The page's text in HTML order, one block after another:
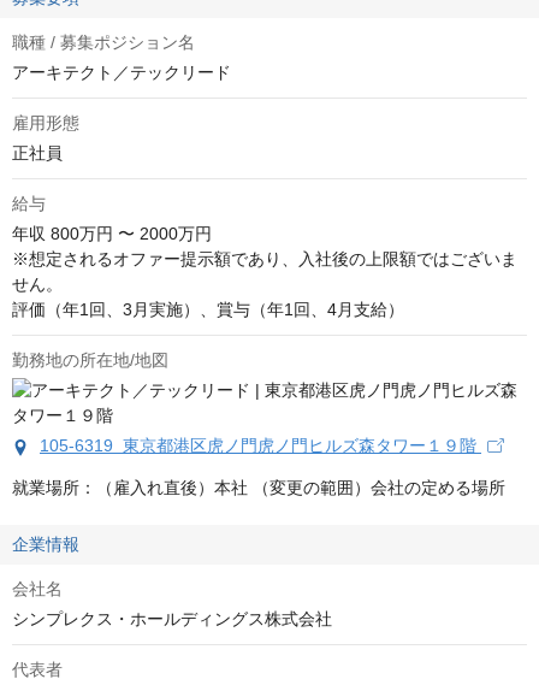
職種 / 募集ポジション名
アーキテクト／テックリード
雇用形態
正社員
給与
年収 800万円 〜 2000万円
※想定されるオファー提示額であり、入社後の上限額ではございま
せん。
評価（年1回、3月実施）、賞与（年1回、4月支給）
勤務地の所在地/地図
105-6319 東京都港区虎ノ門虎ノ門ヒルズ森タワー１９階
就業場所：（雇入れ直後）本社 （変更の範囲）会社の定める場所
企業情報
会社名
シンプレクス・ホールディングス株式会社
代表者